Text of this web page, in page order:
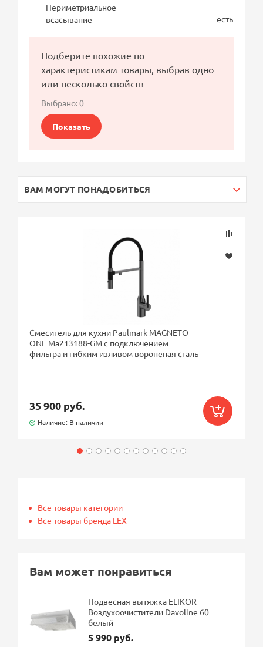
Периметриальное
всасывание
есть
Подберите похожие по
характеристикам товары, выбрав одно
или несколько свойств
Выбрано:0
Показать
ВАМ МОГУТ ПОНАДОБИТЬСЯ
Смеситель для кухни Paulmark MAGNETO
ONE Ma213188-GM с подключением
фильтра и гибким изливом вороненая сталь
35 900 руб.
Наличие: В наличии
Все товары категории
Все товары бренда LEX
Вам может понравиться
Подвесная вытяжка ELIKOR
Воздухоочистители Davoline 60
белый
5 990 руб.